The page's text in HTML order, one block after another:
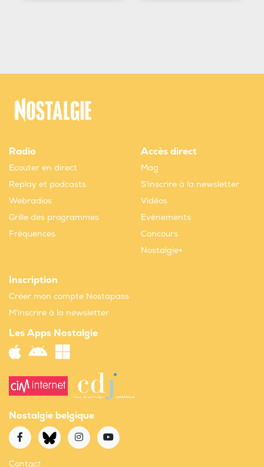
Radio
Ecouter en direct
Replay et podcasts
Webradios
Grille des programmes
Fréquences
Accès direct
Mag
S'inscrire à la newsletter
Vidéos
Evènements
Concours
Nostalgie+
Inscription
Créer mon compte Nostapass
M'inscrire à la newsletter
Les Apps Nostalgie
Nostalgie belgique
Contact